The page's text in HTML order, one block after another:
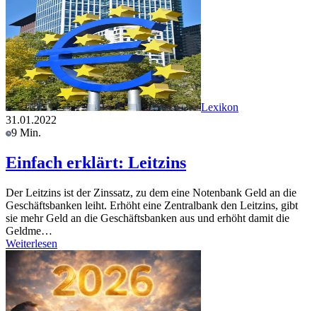
Lexikon
31.01.2022
9 Min.
Einfach erklärt: Leitzins
Der Leitzins ist der Zinssatz, zu dem eine Notenbank Geld an die
Geschäftsbanken leiht. Erhöht eine Zentralbank den Leitzins, gibt
sie mehr Geld an die Geschäftsbanken aus und erhöht damit die
Geldme…
Weiterlesen